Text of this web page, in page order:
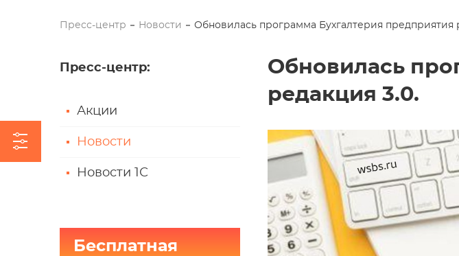
Пресс-центр Новости Обновилась программа Бухгалтерия предприятия
Пресс-центр:
Акции
Новости
Новости 1С
Бесплатная
Обновилась
редакция 3.0.